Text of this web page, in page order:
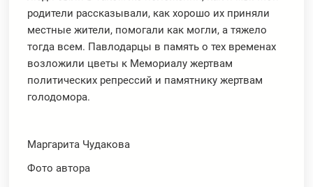
родители рассказывали, как хорошо их приняли
местные жители, помогали как могли, а тяжело
тогда всем. Павлодарцы в память о тех временах
возложили цветы к Мемориалу жертвам
политических репрессий и памятнику жертвам
голодомора.
Маргарита Чудакова
Фото автора